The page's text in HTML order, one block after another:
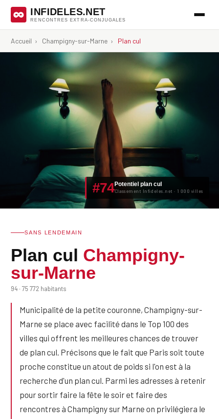
INFIDELES.NET
RENCONTRES EXTRA-CONJUGALES
Accueil › Champigny-sur-Marne › Plan cul
#74Potentiel plan cul
Classement Infideles.net · 1 000 villes
SANS LENDEMAIN
Plan cul Champigny-
sur-Marne
94 · 75 772 habitants
Municipalité de la petite couronne, Champigny-sur-
Marne se place avec facilité dans le Top 100 des
villes qui offrent les meilleures chances de trouver
de plan cul. Précisons que le fait que Paris soit toute
proche constitue un atout de poids si l'on est à la
recherche d'un plan cul. Parmi les adresses à retenir
pour sortir faire la fête le soir et faire des
rencontres à Champigny sur Marne on privilégiera le